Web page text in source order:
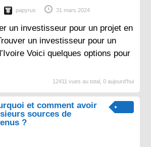
papyrus 31 mars 2024
un investisseur pour un projet en
un investisseur pour un
Voici quelques options pour
12411 vues au total, 0 aujourd'hui
et comment avoir
sources de
?